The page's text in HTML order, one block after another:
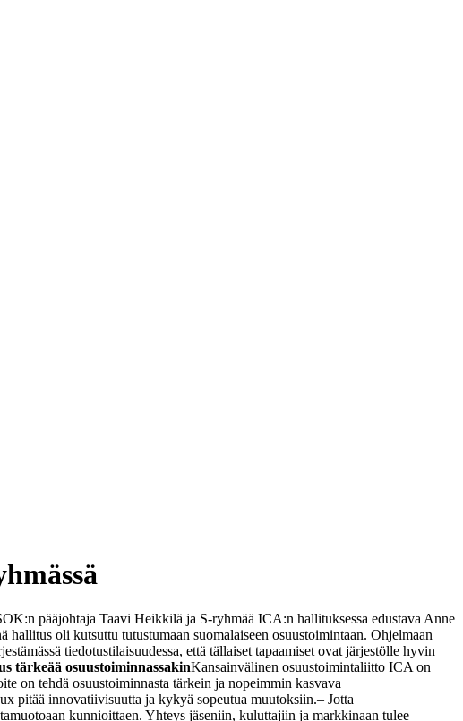
pääjohtaja Taavi Heikkilä ja S-ryhmää ICA:n hallituksessa edustava Anne
oli kutsuttu tutustumaan suomalaiseen osuustoimintaan. Ohjelmaan
tiedotustilaisuudessa, että tällaiset tapaamiset ovat järjestölle hyvin
tärkeää osuustoiminnassakinKansainvälinen osuustoimintaliitto ICA on
on tehdä osuustoiminnasta tärkein ja nopeimmin kasvava
pitää innovatiivisuutta ja kykyä sopeutua muutoksiin.– Jotta
kunnioittaen. Yhteys jäseniin, kuluttajiin ja markkinaan tulee